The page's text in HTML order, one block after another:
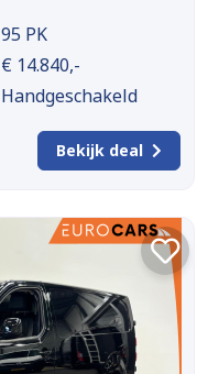
95 PK
€ 14.840,-
Handgeschakeld
Bekijk deal